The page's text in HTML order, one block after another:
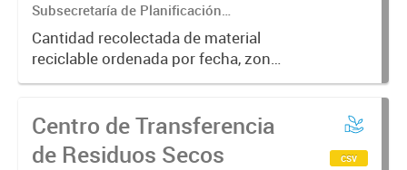
Subsecretaría de Planificación
ambiental; Secretaría de Ambiente y
Desarrollo Sustentable
Cantidad recolectada de material
reciclable ordenada por fecha, zona
y tipo de recolección
Centro de Transferencia
de Residuos Secos
csv